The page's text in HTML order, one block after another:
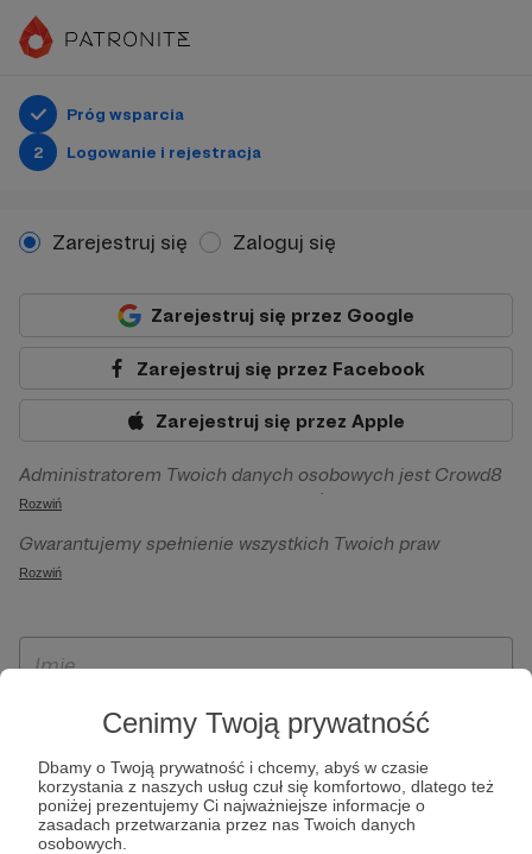
Cenimy Twoją prywatność
Dbamy o Twoją prywatność i chcemy, abyś w czasie
korzystania z naszych usług czuł się komfortowo, dlatego też
poniżej prezentujemy Ci najważniejsze informacje o
zasadach przetwarzania przez nas Twoich danych
osobowych.
Próg wsparcia
2
Logowanie i rejestracja
Zarejestruj się Zaloguj się
Zarejestruj się przez Google
Zarejestruj się przez Facebook
Zarejestruj się przez Apple
Administratorem Twoich danych osobowych jest Crowd8
sp. z o.o. z siedziba w Warszawie, ul. Żwirki i Wigury 16, 02-
092 Warszawa. Twoje dane osobowe będą przetwarzane w
szczególności w celu wykonania umowy zawartej z Tobą, w
Patronite.pl, w tym możliwości dokonywania oraz
otrzymywania wsparcia na naszej platformie oraz
Rozwiń
Gwarantujemy spełnienie wszystkich Twoich praw
wynikających z ogólnego rozporządzenia o ochronie
ich przenoszenia, niepodlegania zautomatyzowanemu
wyrażenia sprzeciwu wobec przetwarzania Twoich danych
osobowych. Rejestracja dla osób niepełnoletnich możliwa
jest po przekazaniu podpisanego formularza "Zgodna na
założenie konta przez osobę niepełnoletnią", formularz
dostępny jest na stronie regulaminu Patronite.pl.
Rozwiń